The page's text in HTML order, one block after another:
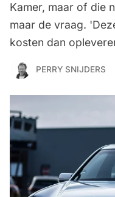
Kamer, maar of die
maar de vraag.
kosten dan
PERRY SNIJDERS